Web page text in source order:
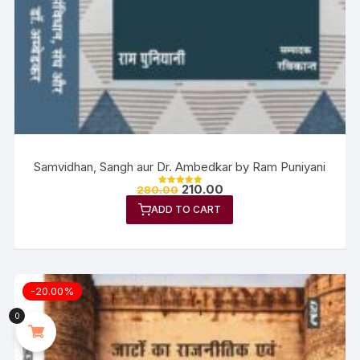
Samvidhan, Sangh aur Dr. Ambedkar by Ram Puniyani
Rated
out of 5
280.00 210.00
ADD TO CART
-20.00%
0